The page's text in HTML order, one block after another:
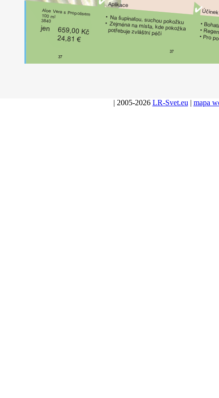
37
37
Aplikace
• Na šupinatou, suchoupokožku
• Zejména na místa, kdepokožka
potřebuje zvláštnípéči
Účinek
•
•
• Pro
Aloe Vera s Propolisem
100 ml
3840
jen 659,00 Kč
24,81 €
| 2005-2026 LR-Svet.eu | mapa